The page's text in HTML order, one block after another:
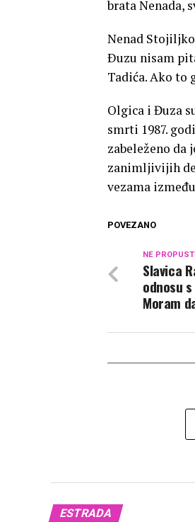
brata Nenada,
Nenad
Ðuzu nisam
Tadića. Ako to
Olgica i Đuza
smrti 1987.
zabeleženo da
zanimljivijih
vezama
POVEZANO
NE
Slavica
odnosu
Moram
ESTRADA